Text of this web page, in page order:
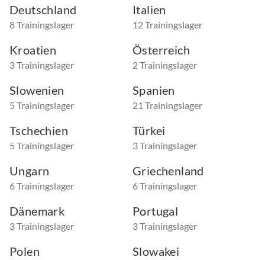
Deutschland
8 Trainingslager
Italien
12 Trainingslager
Kroatien
3 Trainingslager
Österreich
2 Trainingslager
Slowenien
5 Trainingslager
Spanien
21 Trainingslager
Tschechien
5 Trainingslager
Türkei
3 Trainingslager
Ungarn
6 Trainingslager
Griechenland
6 Trainingslager
Dänemark
3 Trainingslager
Portugal
3 Trainingslager
Polen Slowakei